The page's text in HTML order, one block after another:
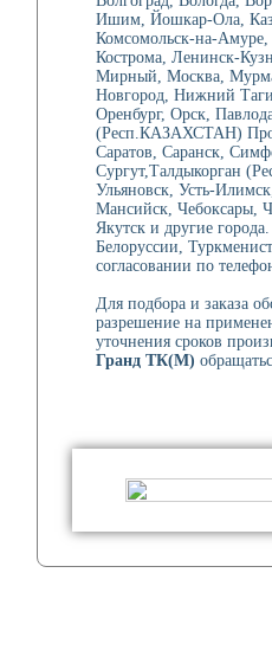
Ишим, Йошкар-Ола,
Комсомольск-на-
Кострома, Ленинск-
Мирный, Москва,
Новгород, Нижний
Оренбург, Орск,
(Респ.КАЗАХСТАН)
Саратов, Саранск,
Сургут,Талдыкорган
Ульяновск, Усть-
Мансийск, Чебоксары,
Якутск и другие
Белоруссии,
согласовании по
Для подбора и заказа
разрешение на
уточнения сроков
Гранд ТК(М)